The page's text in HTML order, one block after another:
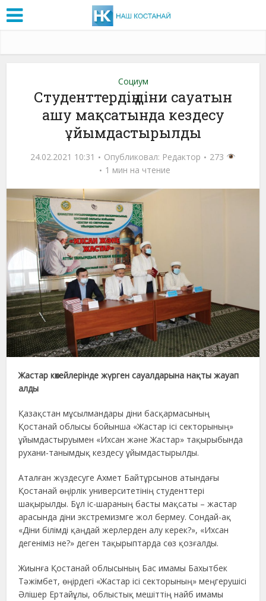
Социум
Студенттердің діни сауатын
ашу мақсатында кездесу
ұйымдастырылды
24.02.2021 10:31 Опубликовал: Редактор
273
1 мин на чтение
Жастар көкейлерінде жүрген сауалдарына нақты жауап
алды
Қазақстан мұсылмандары діни басқармасының
Қостанай облысы бойынша «Жастар ісі секторының»
ұйымдастыруымен «Ихсан және Жастар» тақырыбында
рухани-танымдық кездесу ұйымдастырылды.
Аталған жүздесуге Ахмет Байтұрсынов атындағы
Қостанай өңірлік университетінің студенттері
шақырылды. Бұл іс-шараның басты мақсаты – жастар
арасында діни экстремизмге жол бермеу. Сондай-ақ
«Діни білімді қаңдай жерлерден алу керек?», «Ихсан
дегеніміз не?» деген тақырыптарда сөз қозғалды.
Жиынға Қостанай облысының Бас имамы Бахытбек
Тәжімбет, өңірдегі «Жастар ісі секторының» меңгерушісі
Әлішер Ертайұлы, облыстық мешіттің найб имамы